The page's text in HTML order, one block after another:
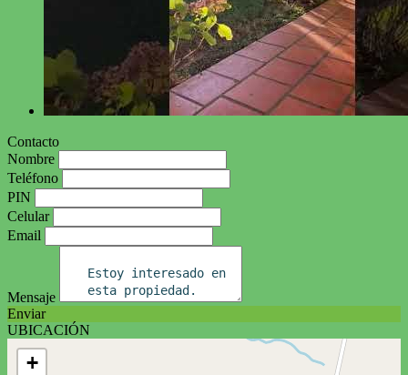
Contacto
Nombre
Teléfono
PIN
Celular
Email
Mensaje
Enviar
UBICACIÓN
+